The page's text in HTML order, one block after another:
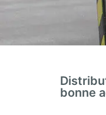
bonne